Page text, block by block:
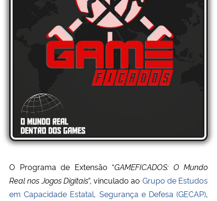
Ministério da Saúde
Ministério de Minas e Energia
Ministério da Ciência, Tecnologia, Inovações e Comunicações
Ministério do Meio Ambiente
Ministério do Turismo
Controladoria-Geral da União
O Programa de Extensão “GAMEFICADOS: O Mundo
Real nos Jogos Digitais”, vinculado ao Grupo de Estudos
em Capacidade Estatal, Segurança e Defesa (GECAP),